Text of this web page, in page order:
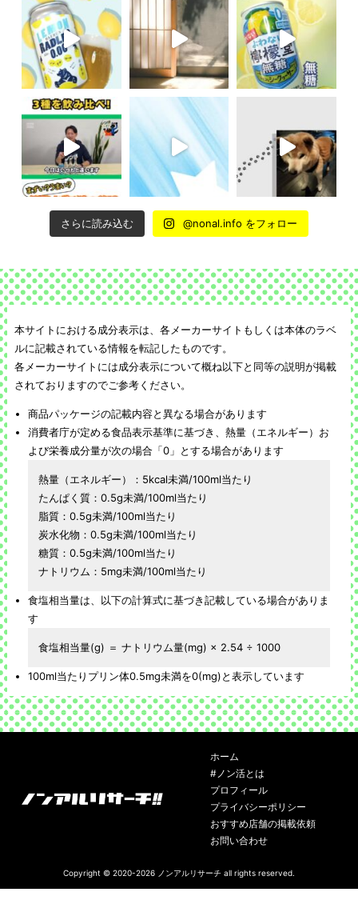
さらに読み込む @nonal.info をフォロー
本サイトにおける成分表示は、各メーカーサイトもしくは本体のラベ
ルに記載されている情報を転記したものです。
各メーカーサイトには成分表示について概ね以下と同等の説明が掲載
されておりますのでご参考ください。
商品パッケージの記載内容と異なる場合があります
消費者庁が定める食品表示基準に基づき、熱量（エネルギー）お
よび栄養成分量が次の場合「0」とする場合があります
熱量（エネルギー）：5kcal未満/100ml当たり
たんぱく質：0.5g未満/100ml当たり
脂質：0.5g未満/100ml当たり
炭水化物：0.5g未満/100ml当たり
糖質：0.5g未満/100ml当たり
ナトリウム：5mg未満/100ml当たり
食塩相当量は、以下の計算式に基づき記載している場合がありま
す
食塩相当量(g) ＝ ナトリウム量(mg) × 2.54 ÷ 1000
100ml当たりプリン体0.5mg未満を0(mg)と表示しています
ホーム
#ノン活とは
プロフィール
プライバシーポリシー
おすすめ店舗の掲載依頼
お問い合わせ
Copyright © 2020-2026 ノンアルリサーチ all rights reserved.